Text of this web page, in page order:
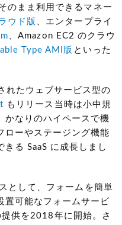
のまま利用できるマネー
ウド版 、エンタープライ
、Amazon EC2 のクラウ
Type AMI版 といった
れたウェブサービス型の
もリリース当時は小中規
かなりのハイペースで機
ローやステージング機能
る SaaS に成長しまし
として、フォームを簡単
置可能なフォームサービ
提供を2018年に開始。さ